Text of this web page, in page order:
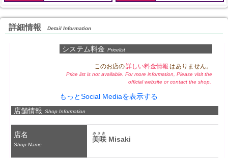
詳細情報 Detail Information
システム料金 Pricelist
このお店の詳しい料金情報 はありません。
Price list is not available. For more information, Please visit the
official website or contact the shop.
もっとSocial Mediaを表示する
店舗情報 Shop Information
店名
Shop Name
美咲
みさき
Misaki